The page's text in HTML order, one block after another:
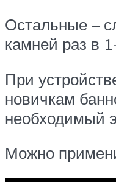
Остальные –
камней раз в
При
новичкам
необходимый
Можно